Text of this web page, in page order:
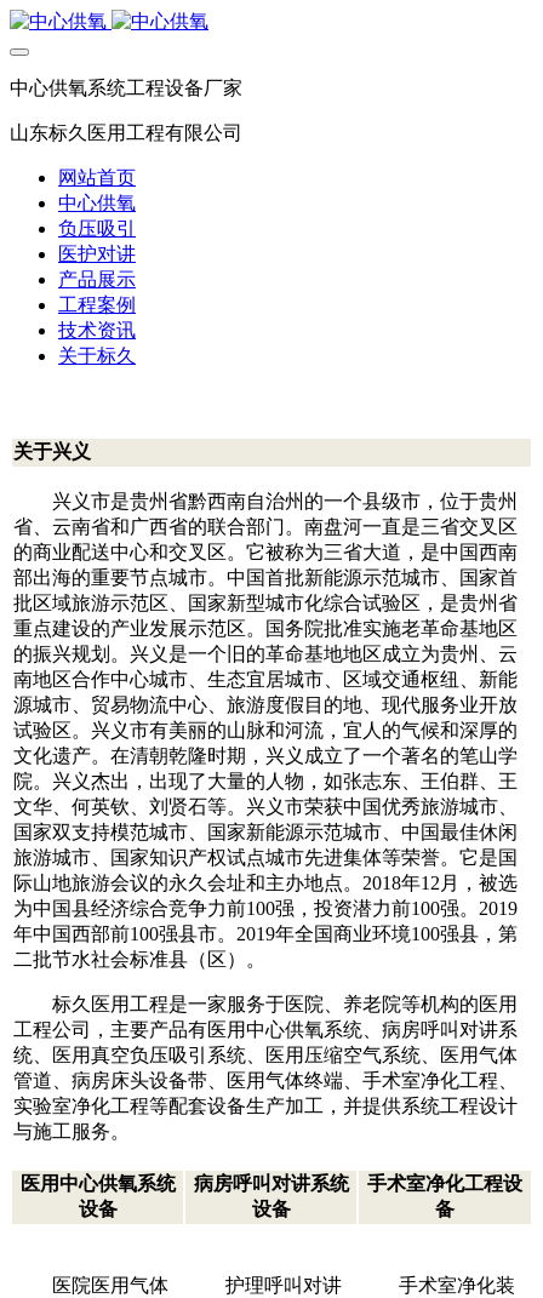
中心供氧系统工程设备厂家
山东标久医用工程有限公司
网站首页
中心供氧
负压吸引
医护对讲
产品展示
工程案例
技术资讯
关于标久
关于兴义
兴义市是贵州省黔西南自治州的一个县级市，位于贵州
省、云南省和广西省的联合部门。南盘河一直是三省交叉区
的商业配送中心和交叉区。它被称为三省大道，是中国西南
部出海的重要节点城市。中国首批新能源示范城市、国家首
批区域旅游示范区、国家新型城市化综合试验区，是贵州省
重点建设的产业发展示范区。国务院批准实施老革命基地区
的振兴规划。兴义是一个旧的革命基地地区成立为贵州、云
南地区合作中心城市、生态宜居城市、区域交通枢纽、新能
源城市、贸易物流中心、旅游度假目的地、现代服务业开放
试验区。兴义市有美丽的山脉和河流，宜人的气候和深厚的
文化遗产。在清朝乾隆时期，兴义成立了一个著名的笔山学
院。兴义杰出，出现了大量的人物，如张志东、王伯群、王
文华、何英钦、刘贤石等。兴义市荣获中国优秀旅游城市、
国家双支持模范城市、国家新能源示范城市、中国最佳休闲
旅游城市、国家知识产权试点城市先进集体等荣誉。它是国
际山地旅游会议的永久会址和主办地点。2018年12月，被选
为中国县经济综合竞争力前100强，投资潜力前100强。2019
年中国西部前100强县市。2019年全国商业环境100强县，第
二批节水社会标准县（区）。
标久医用工程是一家服务于医院、养老院等机构的医用
工程公司，主要产品有医用中心供氧系统、病房呼叫对讲系
统、医用真空负压吸引系统、医用压缩空气系统、医用气体
管道、病房床头设备带、医用气体终端、手术室净化工程、
实验室净化工程等配套设备生产加工，并提供系统工程设计
与施工服务。
医用中心供氧系统
设备
病房呼叫对讲系统
设备
手术室净化工程设
备
医院医用气体
护理呼叫对讲
手术室净化装